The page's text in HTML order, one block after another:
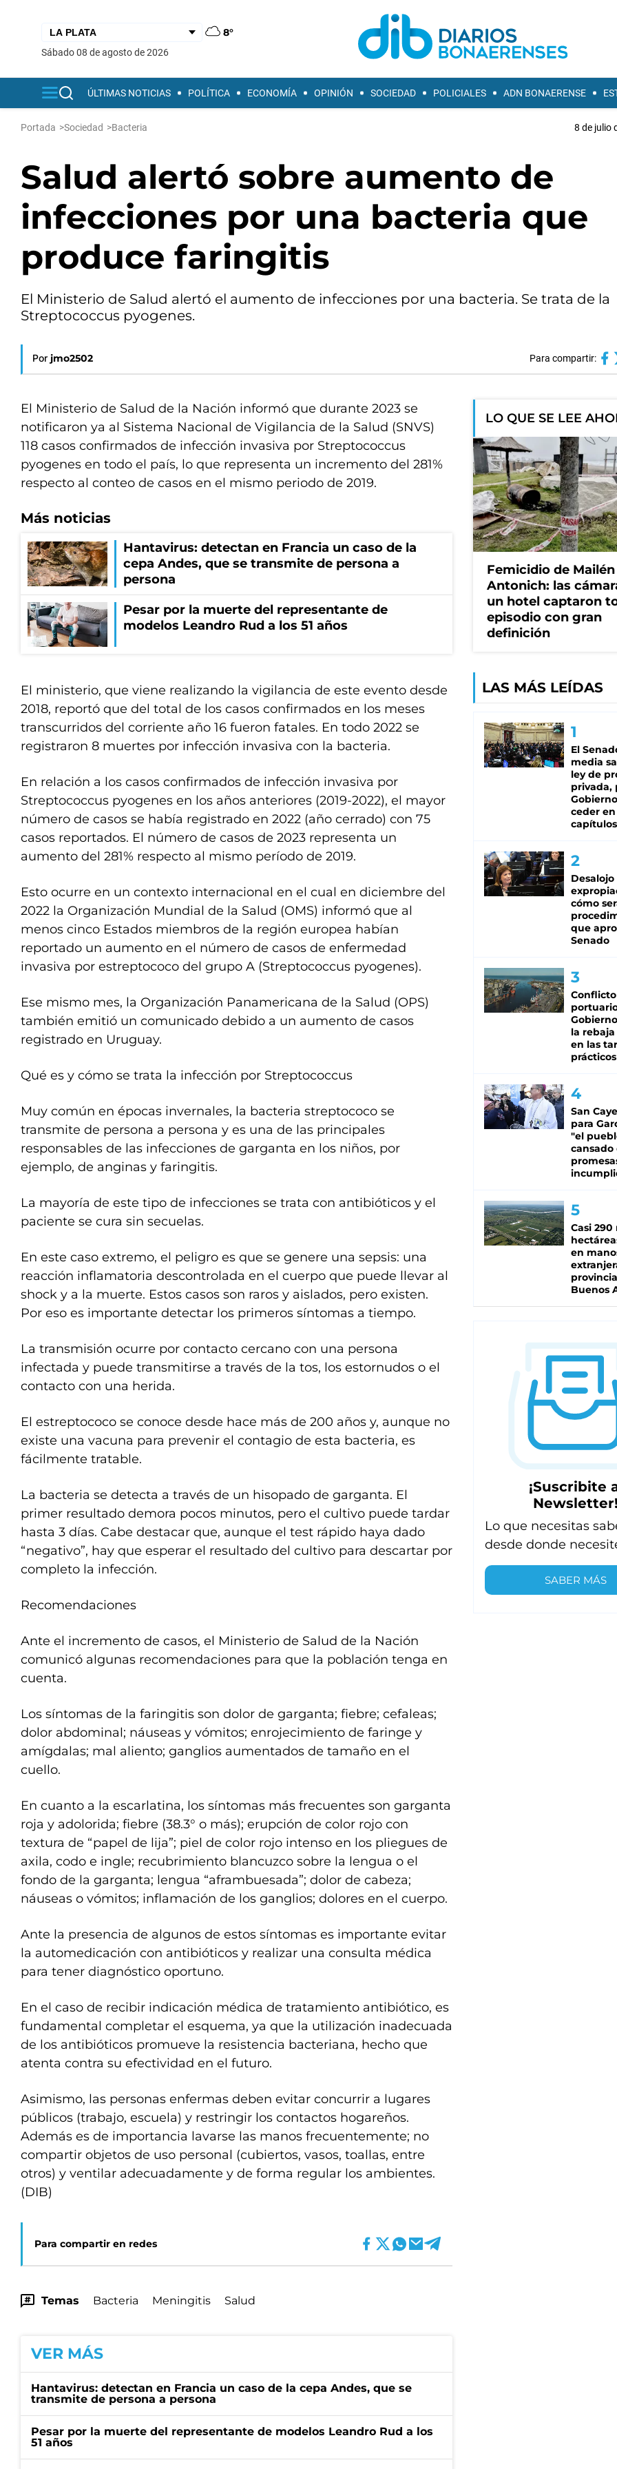
8°
sábado 08 de agosto de 2026
ÚLTIMAS NOTICIAS POLÍTICA ECONOMÍA OPINIÓN SOCIEDAD POLICIALES ADN BONAERENSE
Portada >Sociedad >Bacteria 8 de julio
Salud alertó sobre aumento de
infecciones por una bacteria que
produce faringitis
El Ministerio de Salud alertó el aumento de infecciones por una bacteria. Se trata de la
Streptococcus pyogenes.
Por jmo2502 Para compartir:
El Ministerio de Salud de la Nación informó que durante 2023 se
notificaron ya al Sistema Nacional de Vigilancia de la Salud (SNVS)
118 casos confirmados de infección invasiva por Streptococcus
pyogenes en todo el país, lo que representa un incremento del 281%
respecto al conteo de casos en el mismo periodo de 2019.
Más noticias
Hantavirus: detectan en Francia un caso de la
cepa Andes, que se transmite de persona a
persona
Pesar por la muerte del representante de
modelos Leandro Rud a los 51 años
El ministerio, que viene realizando la vigilancia de este evento desde
2018, reportó que del total de los casos confirmados en los meses
transcurridos del corriente año 16 fueron fatales. En todo 2022 se
registraron 8 muertes por infección invasiva con la bacteria.
En relación a los casos confirmados de infección invasiva por
Streptococcus pyogenes en los años anteriores (2019-2022), el mayor
número de casos se había registrado en 2022 (año cerrado) con 75
casos reportados. El número de casos de 2023 representa un
aumento del 281% respecto al mismo período de 2019.
Esto ocurre en un contexto internacional en el cual en diciembre del
2022 la Organización Mundial de la Salud (OMS) informó que al
menos cinco Estados miembros de la región europea habían
reportado un aumento en el número de casos de enfermedad
invasiva por estreptococo del grupo A (Streptococcus pyogenes).
Ese mismo mes, la Organización Panamericana de la Salud (OPS)
también emitió un comunicado debido a un aumento de casos
registrado en Uruguay.
Qué es y cómo se trata la infección por Streptococcus
Muy común en épocas invernales, la bacteria streptococo se
transmite de persona a persona y es una de las principales
responsables de las infecciones de garganta en los niños, por
ejemplo, de anginas y faringitis.
La mayoría de este tipo de infecciones se trata con antibióticos y el
paciente se cura sin secuelas.
En este caso extremo, el peligro es que se genere una sepsis: una
reacción inflamatoria descontrolada en el cuerpo que puede llevar al
shock y a la muerte. Estos casos son raros y aislados, pero existen.
Por eso es importante detectar los primeros síntomas a tiempo.
La transmisión ocurre por contacto cercano con una persona
infectada y puede transmitirse a través de la tos, los estornudos o el
contacto con una herida.
El estreptococo​ se conoce desde hace más de 200 años y, aunque no
existe una vacuna para prevenir el contagio de esta bacteria, es
fácilmente tratable.
La bacteria se detecta a través de un hisopado de garganta. El
primer resultado demora pocos minutos, pero el cultivo puede tardar
hasta 3 días. Cabe destacar que, aunque el test rápido haya dado
“negativo”, hay que esperar el resultado del cultivo para descartar por
completo la infección.
Recomendaciones
Ante el incremento de casos, el Ministerio de Salud de la Nación
comunicó algunas recomendaciones para que la población tenga en
cuenta.
Los síntomas de la faringitis son dolor de garganta; fiebre; cefaleas;
dolor abdominal; náuseas y vómitos; enrojecimiento de faringe y
amígdalas; mal aliento; ganglios aumentados de tamaño en el
cuello.
En cuanto a la escarlatina, los síntomas más frecuentes son garganta
roja y adolorida; fiebre (38.3° o más); erupción de color rojo con
textura de “papel de lija”; piel de color rojo intenso en los pliegues de
axila, codo e ingle; recubrimiento blancuzco sobre la lengua o el
fondo de la garganta; lengua “aframbuesada”; dolor de cabeza;
náuseas o vómitos; inflamación de los ganglios; dolores en el cuerpo.
Ante la presencia de algunos de estos síntomas es importante evitar
la automedicación con antibióticos y realizar una consulta médica
para tener diagnóstico oportuno.
En el caso de recibir indicación médica de tratamiento antibiótico, es
fundamental completar el esquema, ya que la utilización inadecuada
de los antibióticos promueve la resistencia bacteriana, hecho que
atenta contra su efectividad en el futuro.
Asimismo, las personas enfermas deben evitar concurrir a lugares
públicos (trabajo, escuela) y restringir los contactos hogareños.
Además es de importancia lavarse las manos frecuentemente; no
compartir objetos de uso personal (cubiertos, vasos, toallas, entre
otros) y ventilar adecuadamente y de forma regular los ambientes.
(DIB)
Para compartir en redes
Temas Bacteria Meningitis Salud
VER MÁS
Hantavirus: detectan en Francia un caso de la cepa Andes, que se
transmite de persona a persona
Pesar por la muerte del representante de modelos Leandro Rud a los
51 años
LO QUE SE LEE
Femicidio de Mailén
Antonich: las
un hotel captaron
episodio con gran
definición
LAS MÁS LEÍDAS
El
media
ley de
privada,
ceder
capítulos
cómo
que
Senado
Conflicto
la rebaja
en las
prácticos
San
para
"el
cansado
Casi 290
en
Buenos
¡Suscribite
Lo que necesitas
desde donde
SABER MÁS